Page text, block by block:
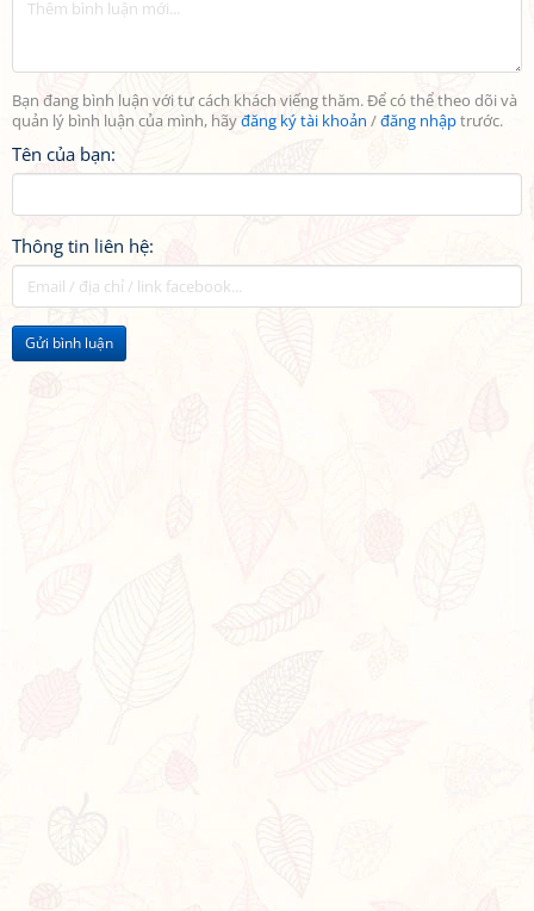
Bạn đang bình luận với tư cách khách viếng thăm. Để có thể theo dõi và
quản lý bình luận của mình, hãyđăng ký tài khoản /đăng nhậptrước.
Tên của bạn:
Thông tin liên hệ:
Gửi bình luận